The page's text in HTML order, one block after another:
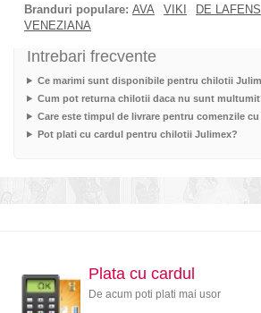
Branduri populare: AVA VIKI DE
VENEZIANA
Intrebari frecvente
Ce marimi sunt disponibile pentru chilotii
Cum pot returna chilotii daca nu sunt
Care este timpul de livrare pentru comenzile
Pot plati cu cardul pentru chilotii Julimex?
Plata cu cardul
De acum poti plati mai usor